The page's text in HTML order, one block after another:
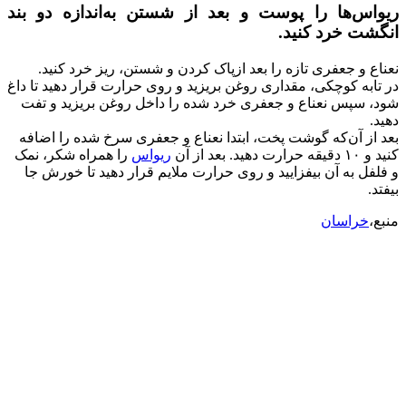
ریواس‌ها را پوست و بعد از شستن به‌اندازه دو بند
انگشت خرد کنید.
نعناع و جعفری تازه را بعد ازپاک کردن و شستن، ریز خرد کنید.
در تابه کوچکی، مقداری روغن بریزید و روی حرارت قرار دهید تا داغ
شود، سپس نعناع و جعفری خرد شده را داخل روغن بریزید و تفت
دهید.
بعد از آن‌که گوشت پخت، ابتدا نعناع و جعفری سرخ شده را اضافه
کنید و ۱۰ دقیقه حرارت دهید. بعد از آن
ریواس را همراه شکر، نمک
و فلفل به آن بیفزایید و روی حرارت ملایم قرار دهید تا خورش جا
بیفتد.
منبع،خراسان